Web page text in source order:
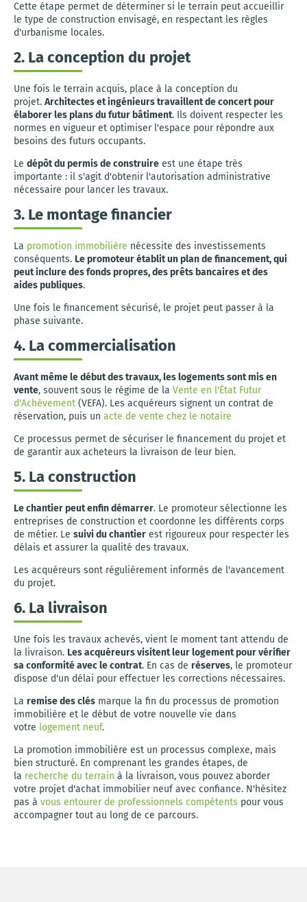
Cette étape permet de déterminer si le terrain peut accueillir
le type de construction envisagé, en respectant les règles
d'urbanisme locales.
2. La conception du projet
Une fois le terrain acquis, place à la conception du
projet. Architectes et ingénieurs travaillent de concert pour
élaborer les plans du futur bâtiment. Ils doivent respecter les
normes en vigueur et optimiser l'espace pour répondre aux
besoins des futurs occupants.
Le dépôt du permis de construire est une étape très
importante : il s'agit d'obtenir l'autorisation administrative
nécessaire pour lancer les travaux.
3. Le montage financier
La promotion immobilière nécessite des investissements
conséquents. Le promoteur établit un plan de financement, qui
peut inclure des fonds propres, des prêts bancaires et des
aides publiques.
Une fois le financement sécurisé, le projet peut passer à la
phase suivante.
4. La commercialisation
Avant même le début des travaux, les logements sont mis en
vente, souvent sous le régime de la Vente en l'État Futur
d'Achèvement (VEFA). Les acquéreurs signent un contrat de
réservation, puis un acte de vente chez le notaire
Ce processus permet de sécuriser le financement du projet et
de garantir aux acheteurs la livraison de leur bien.
5. La construction
Le chantier peut enfin démarrer. Le promoteur sélectionne les
entreprises de construction et coordonne les différents corps
de métier. Le suivi du chantier est rigoureux pour respecter les
délais et assurer la qualité des travaux.
Les acquéreurs sont régulièrement informés de l'avancement
du projet.
6. La livraison
Une fois les travaux achevés, vient le moment tant attendu de
la livraison. Les acquéreurs visitent leur logement pour vérifier
sa conformité avec le contrat. En cas de réserves, le promoteur
dispose d'un délai pour effectuer les corrections nécessaires.
La remise des clés marque la fin du processus de promotion
immobilière et le début de votre nouvelle vie dans
votre logement neuf.
La promotion immobilière est un processus complexe, mais
bien structuré. En comprenant les grandes étapes, de
la recherche du terrain à la livraison, vous pouvez aborder
votre projet d'achat immobilier neuf avec confiance. N'hésitez
pas à vous entourer de professionnels compétents pour vous
accompagner tout au long de ce parcours.